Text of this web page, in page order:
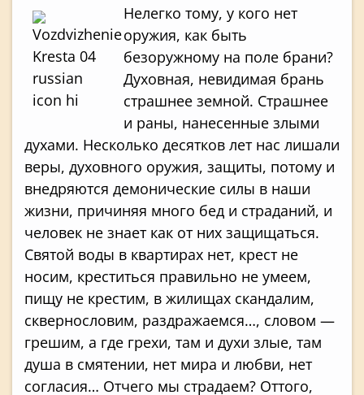
Нелегко тому, у кого нет
оружия, как быть
безоружному на поле брани?
Духовная, невиди­мая брань
страшнее земной. Страшнее
и раны, нанесенные злыми
духами. Несколько десятков лет нас лишали
веры, духовного оружия, защиты, потому и
внедряются демонические силы в наши
жизни, причиняя много бед и страданий, и
человек не знает как от них защищаться.
Святой воды в квартирах нет, крест не
носим, креститься правильно не умеем,
пищу не крестим, в жили­щах скандалим,
сквернословим, раздражаемся…, словом —
грешим, а где грехи, там и духи злые, там
душа в смятении, нет мира и любви, нет
согласия… Отчего мы страдаем? Оттого,